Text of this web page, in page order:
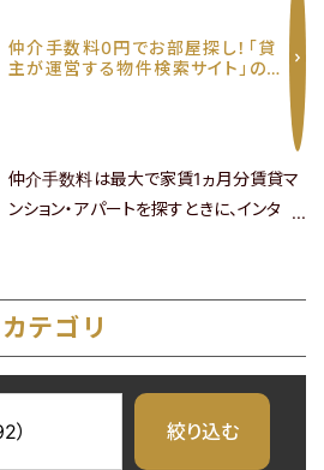
ょうか。分譲賃貸とは、マイホームとし
て販売することを目的に建てられた分譲
マンションの部屋が何らかの理由で賃貸
仲介手数料0円でお部屋探し！「貸
主が運営する物件検索サイト」の魅
仲介手数料は最大で家賃1ヵ月分賃貸マ
ンション・アパートを探すときに、インター
でもどこでも好みの条件で部屋探しが可
能になりますので、「仕事などで忙しく部
屋探しの時間がなかなか取れない」「急
な転勤の辞令が出て引っ越しまでに時間
がない」「転居先が遠くて気軽に部屋探し
カテゴリ